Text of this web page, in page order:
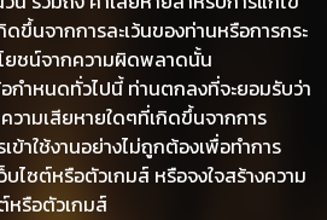
ขึ้นจากการละเว้นของท่านหรือการกระ
ยชน์จากความผิดพลาดนั้น
กำหนดทั่วไปนี้ ท่านตกลงที่จะยอมรับว่า
ามเสียหายใดๆที่เกิดขึ้นจากการ
ข้าใช้งานอย่างไม่ถูกต้องเพื่อทำการ
ไซต์หรือตัวเกมส์ หรือจงใจสร้างความ
หรือตัวเกมส์